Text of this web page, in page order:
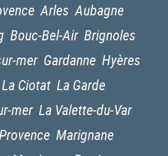
Arles Aubagne
Bouc-Bel-Air Brignoles
mer Gardanne Hyères
La Ciotat La Garde
mer La Valette-du-Var
Marignane